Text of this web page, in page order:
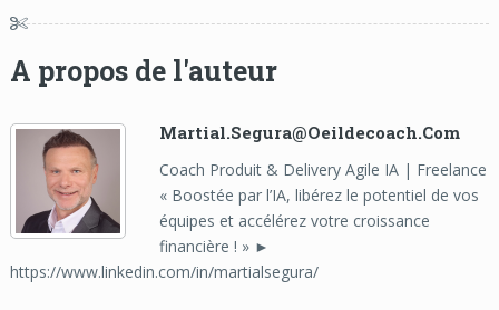
A propos de l'auteur
Martial.segura@oeildecoach.com
Coach Produit & Delivery Agile IA | Freelance
« Boostée par l’IA, libérez le potentiel de vos
équipes et accélérez votre croissance
financière ! » ►
https://www.linkedin.com/in/martialsegura/